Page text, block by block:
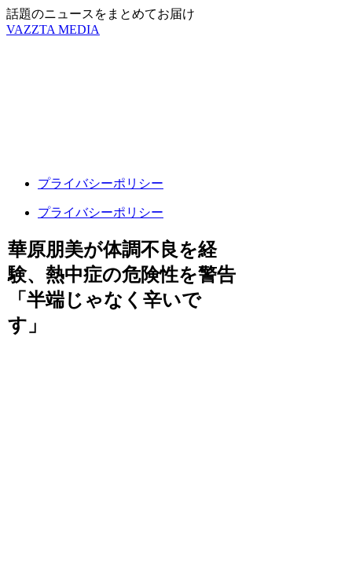
話題のニュースをまとめてお届け
VAZZTA MEDIA
プライバシーポリシー
プライバシーポリシー
華原朋美が体調不良を経
験、熱中症の危険性を警告
「半端じゃなく辛いで
す」